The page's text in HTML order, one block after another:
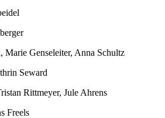
Marie Genseleiter, Anna Schultz
Seward
Rittmeyer, Jule Ahrens
Freels